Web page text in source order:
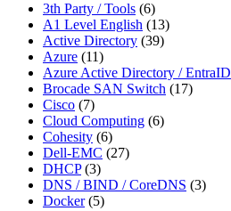
3th Party / Tools (6)
A1 Level English (13)
Active Directory (39)
Azure (11)
Azure Active Directory / EntraID
Brocade SAN Switch (17)
Cisco (7)
Cloud Computing (6)
Cohesity (6)
Dell-EMC (27)
DHCP(3)
DNS / BIND / CoreDNS (3)
Docker(5)